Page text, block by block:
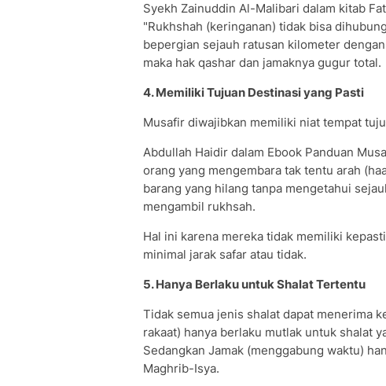
Syekh Zainuddin Al-Malibari dalam kitab
"Rukhshah (keringanan) tidak bisa
bepergian sejauh ratusan kilometer
maka hak qashar dan jamaknya gugur total.
4. Memiliki Tujuan Destinasi yang Pasti
Musafir diwajibkan memiliki niat tempat
Abdullah Haidir dalam Ebook Panduan
orang yang mengembara tak tentu arah
barang yang hilang tanpa mengetahui
mengambil rukhsah.
Hal ini karena mereka tidak memiliki
minimal jarak safar atau tidak.
5. Hanya Berlaku untuk Shalat Tertentu
Tidak semua jenis shalat dapat menerima
rakaat) hanya berlaku mutlak untuk shalat
Sedangkan Jamak (menggabung waktu)
Maghrib-Isya.